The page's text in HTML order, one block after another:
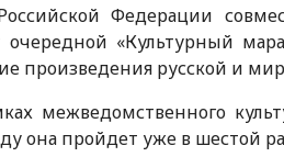
Федерации
очередной «Культурный
произведения русской и
межведомственного
она пройдет уже в шестой